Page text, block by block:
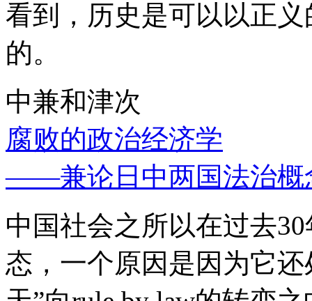
看到，历史是可以以正
的。
中兼和津次
腐败的政治经济学
——兼论日中两国法治概
中国社会之所以在过去
态，一个原因是因为它